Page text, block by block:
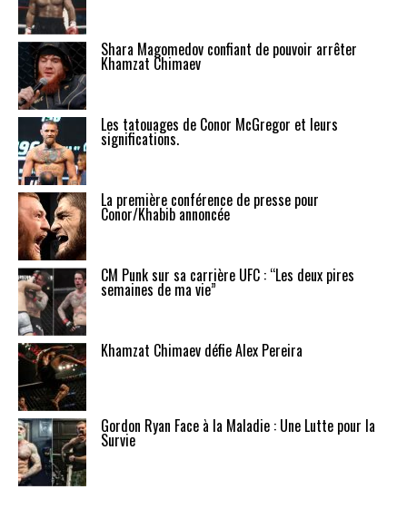
Shara Magomedov confiant de pouvoir arrêter
Khamzat Chimaev
Les tatouages de Conor McGregor et leurs
significations.
La première conférence de presse pour
Conor/Khabib annoncée
CM Punk sur sa carrière UFC : “Les deux pires
semaines de ma vie”
Khamzat Chimaev défie Alex Pereira
Gordon Ryan Face à la Maladie : Une Lutte pour la
Survie